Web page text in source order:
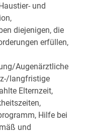
und
diejenigen, die
erfüllen,
Augenärztliche
langfristige
Elternzeit,
Hilfe bei
und